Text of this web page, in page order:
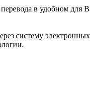
в удобном для
систему